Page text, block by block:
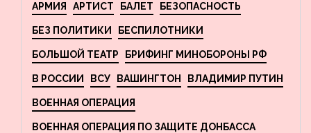
АРМИЯ АРТИСТ БАЛЕТ БЕЗОПАСНОСТЬ
БЕЗ ПОЛИТИКИ БЕСПИЛОТНИКИ
БОЛЬШОЙ ТЕАТР БРИФИНГ МИНОБОРОНЫ РФ
В РОССИИ ВСУ ВАШИНГТОН ВЛАДИМИР ПУТИН
ВОЕННАЯ ОПЕРАЦИЯ
ВОЕННАЯ ОПЕРАЦИЯ ПО ЗАЩИТЕ ДОНБАССА